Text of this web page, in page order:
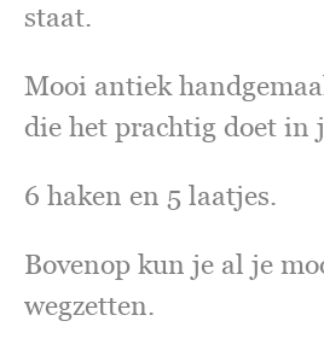
staat.
Mooi antiek
die het prachtig doet in
6 haken en 5 laatjes.
Bovenop kun je al je
wegzetten.